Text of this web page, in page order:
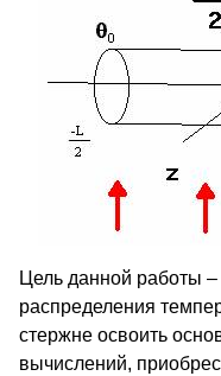
Цель данной работы
распределения
стержне освоить
вычислений,